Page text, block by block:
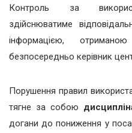
Контроль за
здійснюватиме
інформацією,
безпосередньо керівник
Порушення правил
тягне за собою
догани до пониження у